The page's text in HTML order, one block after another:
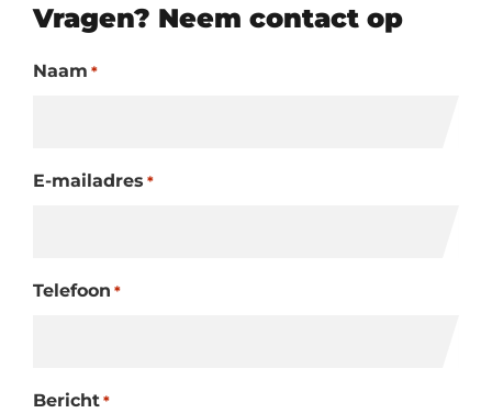
Vragen? Neem contact op
Naam *
E-mailadres *
Telefoon *
Bericht *